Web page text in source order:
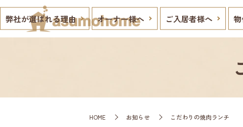
弊社が選ばれる理由 オーナー様へ ご入居者様へ
HOME お知らせ こだわりの焼肉ランチ